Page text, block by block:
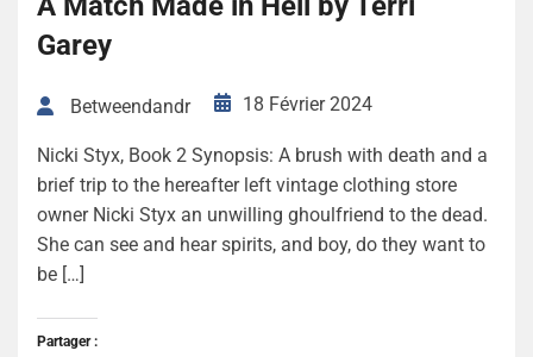
Garey
Betweendandr 18 Février 2024
Nicki Styx, Book 2 Synopsis: A brush with death and a
brief trip to the hereafter left vintage clothing store
owner Nicki Styx an unwilling ghoulfriend to the dead.
She can see and hear spirits, and boy, do they want to
be […]
Partager :